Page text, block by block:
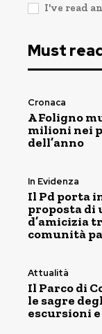
I've read
Must
Cronaca
A Foligno
milioni nei
dell’anno
In Evidenza
Il Pd porta
proposta di
d’amicizia
comunità
Attualità
Il Parco di
le sagre
escursioni